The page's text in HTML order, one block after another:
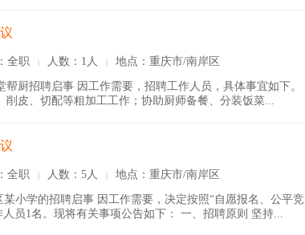
全职 | 人数：1人 | 地点：重庆市/南岸区
厨招聘启事 因工作需要，招聘工作人员，具体事宜如下。
皮、切配等粗加工工作；协助厨师备餐、分装饭菜...
全职 | 人数：5人 | 地点：重庆市/南岸区
小学的招聘启事 因工作需要，决定按照“自愿报名、公平竞
员1名。现将有关事项公告如下： 一、招聘原则 坚持...